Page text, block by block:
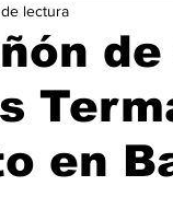
Editorial
las revistas en pdf
en
lectura